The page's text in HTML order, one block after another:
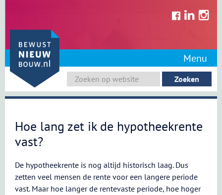
content
Menu
Hoe lang zet ik de hypotheekrente
vast?
De hypotheekrente is nog altijd historisch laag. Dus
zetten veel mensen de rente voor een langere periode
vast. Maar hoe langer de rentevaste periode, hoe hoger